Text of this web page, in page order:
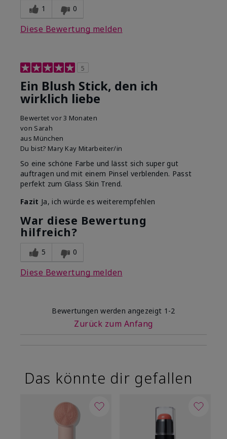
1 0
Diese Bewertung melden
5
Ein Blush Stick, den ich
wirklich liebe
Bewertet vor 3 Monaten
von Sarah
aus München
Du bist? Mary Kay Mitarbeiter/in
So eine schöne Farbe und lässt sich super gut
auftragen und mit einem Pinsel verblenden. Passt
perfekt zum Glass Skin Trend.
Fazit Ja, ich würde es weiterempfehlen
War diese Bewertung
hilfreich?
5 0
Diese Bewertung melden
Bewertungen werden angezeigt 1-2
Zurück zum Anfang
Das könnte dir gefallen